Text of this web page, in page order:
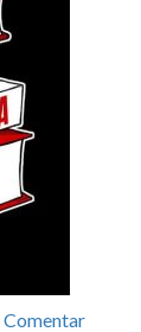
Comentar